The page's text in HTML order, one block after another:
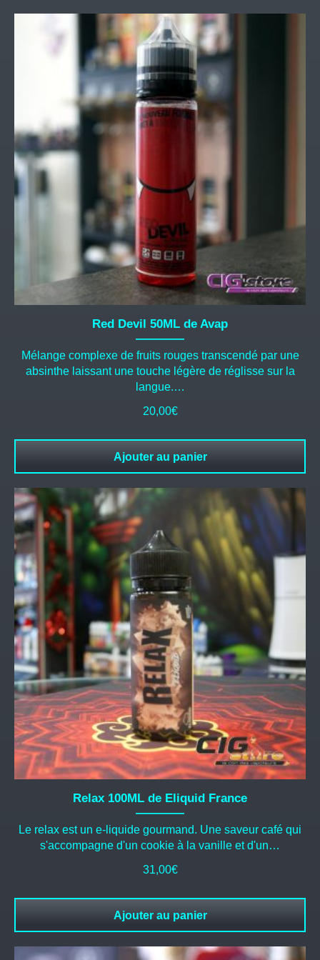
Red Devil 50ML de Avap
Mélange complexe de fruits rouges transcendé par une
absinthe laissant une touche légère de réglisse sur la
langue.…
20,00€
Ajouter au panier
Relax 100ML de Eliquid France
Le relax est un e-liquide gourmand. Une saveur café qui
s'accompagne d'un cookie à la vanille et d'un…
31,00€
Ajouter au panier